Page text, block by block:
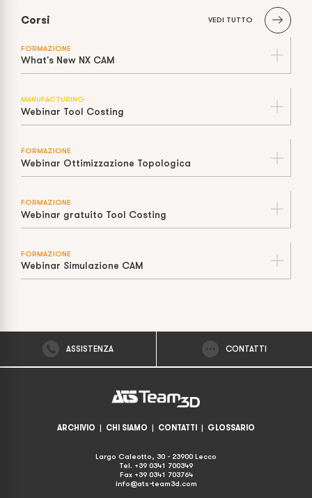
Corsi VEDI TUTTO
FORMAZIONE
What's New NX CAM
MANUFACTURING
Webinar Tool Costing
FORMAZIONE
Webinar Ottimizzazione Topologica
FORMAZIONE
Webinar gratuito Tool Costing
FORMAZIONE
Webinar Simulazione CAM
ASSISTENZA CONTATTI
ARCHIVIO | CHI SIAMO | CONTATTI | GLOSSARIO
Largo Caleotto, 30 - 23900 Lecco
Tel. +39 0341 700349
Fax +39 0341 703764
info@ats-team3d.com